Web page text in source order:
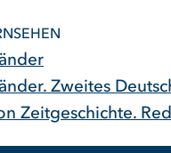
Zweites
Zeitgeschichte.